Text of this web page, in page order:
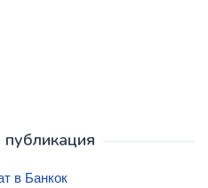
в Банкок